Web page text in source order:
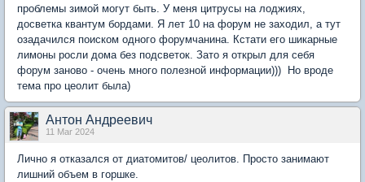
проблемы зимой могут быть. У меня цитрусы на лоджиях,
досветка квантум бордами. Я лет 10 на форум не заходил, а тут
озадачился поиском одного форумчанина. Кстати его шикарные
лимоны росли дома без подсветок. Зато я открыл для себя
форум заново - очень много полезной информации))) Но вроде
тема про цеолит была)
Антон Андреевич
11 Mar 2024
Лично я отказался от диатомитов/ цеолитов. Просто занимают
лишний объем в горшке.